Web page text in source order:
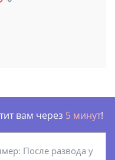
вам через 5 минут!